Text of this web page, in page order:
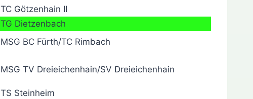
TC Götzenhain II
TG Dietzenbach
MSG BC Fürth/TC Rimbach
MSG TV Dreieichenhain/SV Dreieichenhain
TS Steinheim